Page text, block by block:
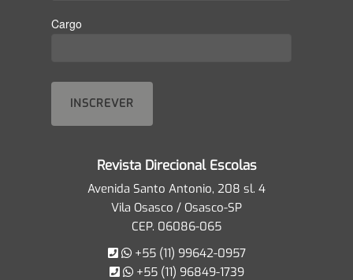
Cargo
Revista Direcional Escolas
Avenida Santo Antonio, 208 sl. 4
Vila Osasco / Osasco-SP
CEP. 06086-065
+55 (11) 99642-0957
+55 (11) 96849-1739